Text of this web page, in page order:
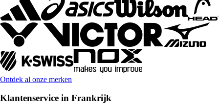
Ontdek al onze merken
Klantenservice in Frankrijk